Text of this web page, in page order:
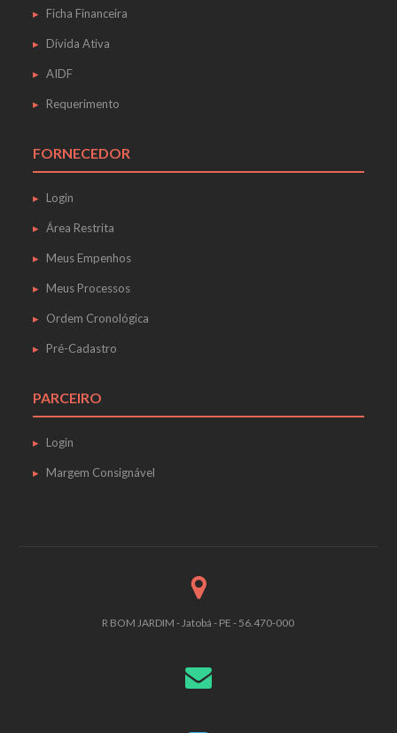
Ficha Financeira
Dívida Ativa
AIDF
Requerimento
FORNECEDOR
Login
Área Restrita
Meus Empenhos
Meus Processos
Ordem Cronológica
Pré-Cadastro
PARCEIRO
Login
Margem Consignável
R BOM JARDIM - Jatobá - PE - 56.470-000